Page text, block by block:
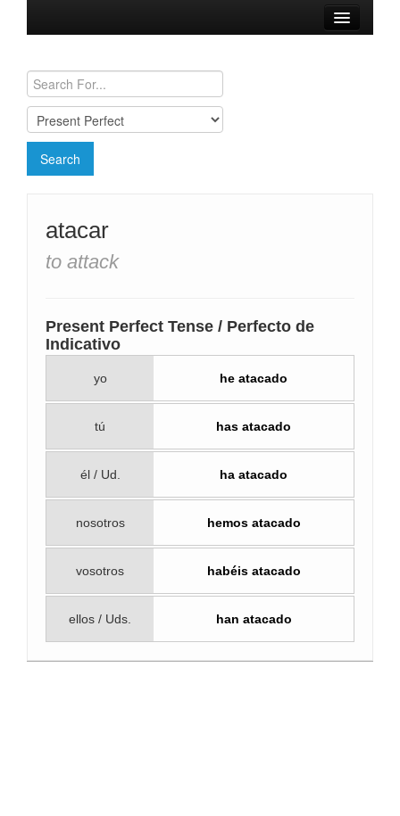
Conjugation Charts
Need a Spanish Tutor?
atacar
to attack
Present Perfect Tense / Perfecto de
Indicativo
yo he atacado
tú has atacado
él / Ud. ha atacado
nosotros hemos atacado
vosotros habéis atacado
ellos / Uds. han atacado